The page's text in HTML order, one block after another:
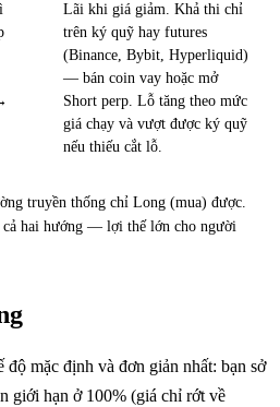
Lãi khi giá giảm. Khả thi chỉ
trên ký quỹ hay futures
(Binance, Bybit, Hyperliquid)
— bán coin vay hoặc mở
Short perp. Lỗ tăng theo mức
giá chạy và vượt được ký quỹ
nếu thiếu cắt lỗ.
truyền thống chỉ Long (mua) được.
cả hai hướng — lợi thế lớn cho người
độ mặc định và đơn giản nhất: bạn sở
giới hạn ở 100% (giá chỉ rớt về